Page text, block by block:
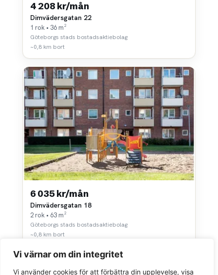
Vi värnar om din integritet
Vi använder cookies för att förbättra din upplevelse, visa
4 208 kr/mån
Dimvädersgatan 22
1 rok • 36 m²
Göteborgs stads bostadsaktiebolag
~0,8 km bort
6 035 kr/mån
Dimvädersgatan 18
2 rok • 63 m²
Göteborgs stads bostadsaktiebolag
~0,8 km bort